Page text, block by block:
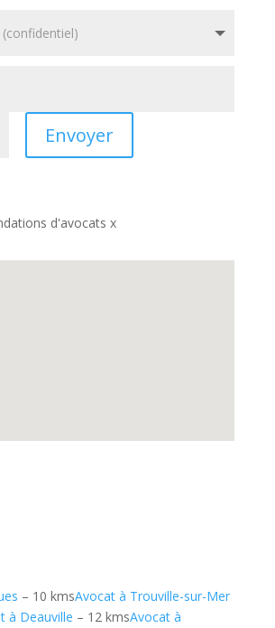
Envoyer
d'avocats x
– 10 kmsAvocat à Trouville-sur-Mer
à Deauville – 12 kmsAvocat à